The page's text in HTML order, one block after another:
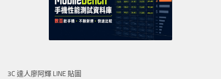
3C 達人廖阿輝 LINE 貼圖